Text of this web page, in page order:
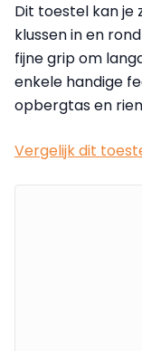
Dit toestel kan je
klussen in en
fijne grip om
enkele handige
opbergtas en
Vergelijk dit